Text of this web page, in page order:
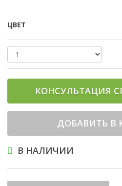
ЦВЕТ
КОНСУЛЬТАЦИЯ
ДОБАВИТЬ В
В НАЛИЧИИ